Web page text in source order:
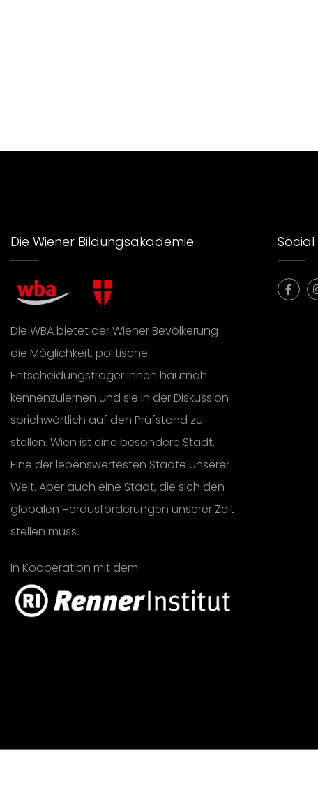
Die Wiener Bildungsakademie
Die WBA bietet der Wiener Bevölkerung
die Möglichkeit, politische
Entscheidungsträger Innen hautnah
kennenzulernen und sie in der Diskussion
sprichwörtlich auf den Prüfstand zu
stellen. Wien ist eine besondere Stadt.
Eine der lebenswertesten Städte unserer
Welt. Aber auch eine Stadt, die sich den
globalen Herausforderungen unserer Zeit
stellen muss.
In Kooperation mit dem
Social